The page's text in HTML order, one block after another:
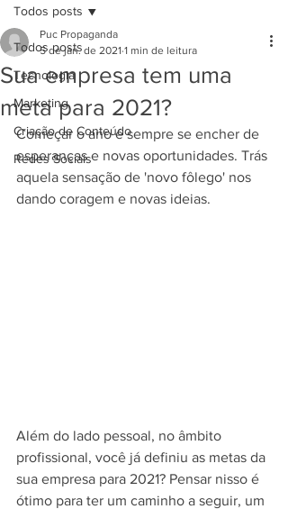
Todos posts
Tecnologia
Marketing
Criação de Conteúdo
Redes Sociais
Todos posts
Sua empresa tem uma
meta para 2021?
Puc Propaganda
5 de jan. de 2021 1 min de leitura
Começar o ano é sempre se encher de
esperanças e novas oportunidades. Trás
aquela sensação de 'novo fôlego' nos
dando coragem e novas ideias.
Além do lado pessoal, no âmbito
profissional, você já definiu as metas da
sua empresa para 2021? Pensar nisso é
ótimo para ter um caminho a seguir, um